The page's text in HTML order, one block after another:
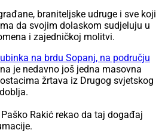
braniteljske udruge i sve koji
da svojim dolaskom sudjeluju u
i zajedničkoj molitvi.
na brdu Sopanj, na području
je nedavno još jedna masovna
žrtava iz Drugog svjetskog
Rakić rekao da taj događaj